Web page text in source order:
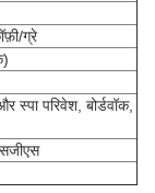
ग्रे
स्पा परिवेश, बोर्डवॉक,